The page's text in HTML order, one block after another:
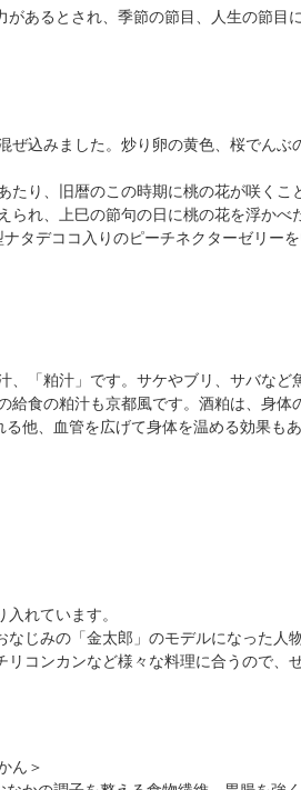
あるとされ、季節の節目、人生の節目
ぜ込みました。炒り卵の黄色、桜でんぶ
り、旧暦のこの時期に桃の花が咲くこ
れ、上巳の節句の日に桃の花を浮かべ
タデココ入りのピーチネクターゼリーを
「粕汁」です。サケやブリ、サバなど
食の粕汁も京都風です。酒粕は、身体
他、血管を広げて身体を温める効果もあ
れています。
じみの「金太郎」のモデルになった人
コンカンなど様々な料理に合うので、
ん＞